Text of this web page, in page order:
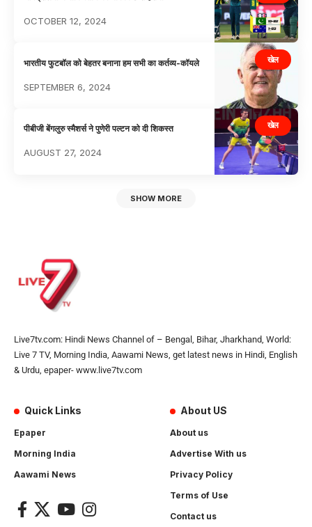
OCTOBER 12, 2024
खेल
भारतीय फुटबॉल को बेहतर बनाना हम सभी का कर्तव्य-कॉयले
SEPTEMBER 6, 2024
खेल
पीबीजी बेंगलुरु स्मैशर्स ने पुणेरी पल्टन को दी शिकस्त
AUGUST 27, 2024
SHOW MORE
Live7tv.com: Hindi News Channel of – Bengal, Bihar, Jharkhand, World:
Live 7 TV, Morning India, Aawami News, get latest news in Hindi, English
& Urdu, epaper- www.live7tv.com
Quick Links
Epaper
Morning India
Aawami News
About US
About us
Advertise With us
Privacy Policy
Terms of Use
Contact us